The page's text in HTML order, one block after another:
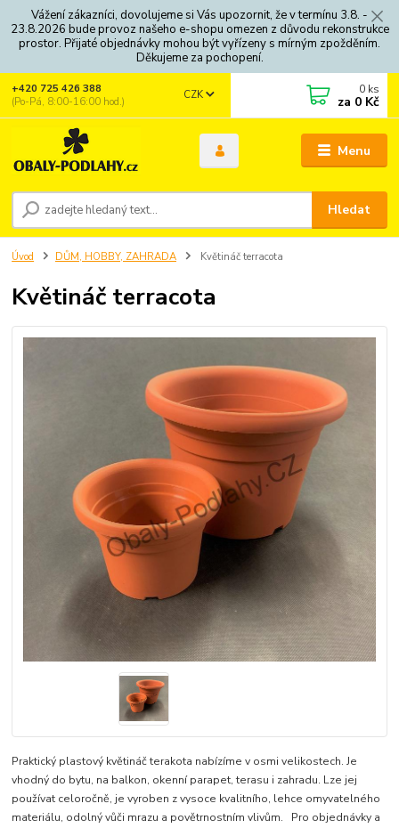
Vážení zákazníci, dovolujeme si Vás upozornit, že v termínu 3.8. -
23.8.2026 bude provoz našeho e-shopu omezen z důvodu rekonstrukce
prostor. Přijaté objednávky mohou být vyřízeny s mírným zpožděním.
Děkujeme za pochopení.
Menu
CZK
Hledat
+420 725 426 388
(Po-Pá, 8:00-16:00 hod.)
0 ks
za 0 Kč
Úvod DŮM, HOBBY, ZAHRADA Květináč terracota
Květináč terracota
Praktický plastový květináč terakota nabízíme v osmi velikostech. Je
vhodný do bytu, na balkon, okenní parapet, terasu i zahradu. Lze jej
používat celoročně, je vyroben z vysoce kvalitního, lehce omyvatelného
materiálu, odolný vůči mrazu a povětrnostním vlivům. Pro objednávky a